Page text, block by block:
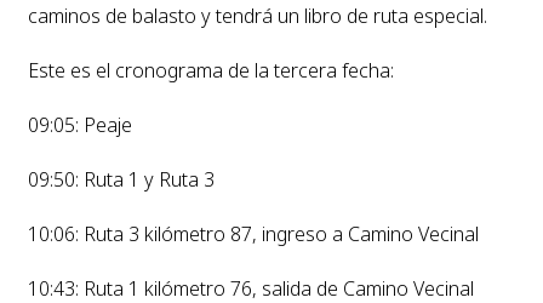
caminos de balasto y tendrá un libro de ruta especial.
Este es el cronograma de la tercera fecha:
09:05: Peaje
09:50: Ruta 1 y Ruta 3
10:06: Ruta 3 kilómetro 87, ingreso a Camino Vecinal
10:43: Ruta 1 kilómetro 76, salida de Camino Vecinal